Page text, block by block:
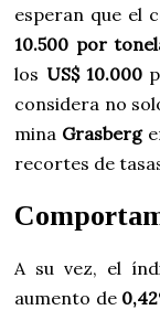
esperan que el
10.500 por
los US$ 10.000
considera no
mina Grasberg
recortes de
A su vez, el
aumento de